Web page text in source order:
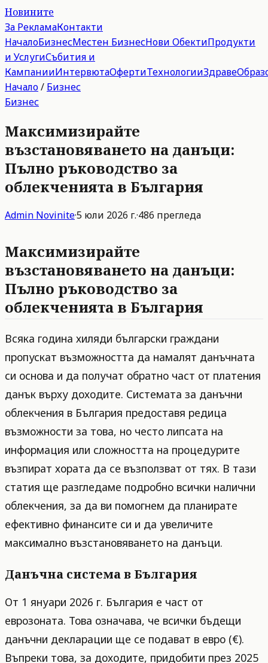
Новините
За РекламаКонтакти
НачалоБизнесМестен БизнесНови ОбектиПродукти
и УслугиСъбития и
КампанииИнтервютаОфертиТехнологииЗдраве
Начало/ Бизнес
Бизнес
Максимизирайте
възстановяването на данъци:
Пълно ръководство за
облекченията в България
Admin Novinite·5 юли 2026 г.·486 прегледа
Максимизирайте
възстановяването на данъци:
Пълно ръководство за
облекченията в България
Всяка година хиляди български граждани
пропускат възможността да намалят данъчната
си основа и да получат обратно част от платения
данък върху доходите. Системата за данъчни
облекчения в България предоставя редица
възможности за това, но често липсата на
информация или сложността на процедурите
възпират хората да се възползват от тях. В тази
статия ще разгледаме подробно всички налични
облекчения, за да ви помогнем да планирате
ефективно финансите си и да увеличите
максимално възстановяването на данъци.
Данъчна система в България
От 1 януари 2026 г. България е част от
еврозоната. Това означава, че всички бъдещи
данъчни декларации ще се подават в евро (€).
Въпреки това, за доходите, придобити през 2025